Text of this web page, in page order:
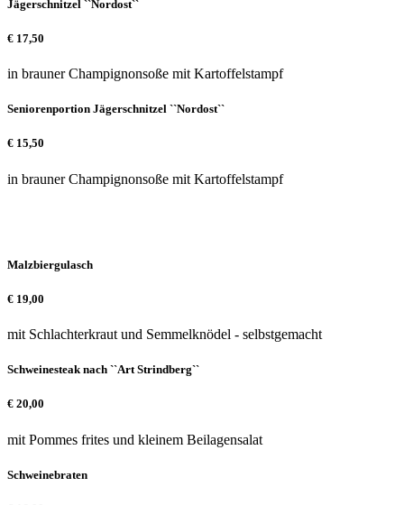
Jägerschnitzel ``Nordost``
€ 17,50
in brauner Champignonsoße mit Kartoffelstampf
Seniorenportion Jägerschnitzel ``Nordost``
€ 15,50
in brauner Champignonsoße mit Kartoffelstampf
Malzbiergulasch
€ 19,00
mit Schlachterkraut und Semmelknödel - selbstgemacht
Schweinesteak nach ``Art Strindberg``
€ 20,00
mit Pommes frites und kleinem Beilagensalat
Schweinebraten